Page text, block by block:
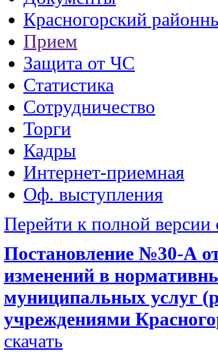
Красногорский
Прием
Защита от ЧС
Статистика
Сотрудничество
Торги
Кадры
Интернет-приемная
Оф. выступления
Перейти к полной версии
Постановление №30-А
изменений в
муниципальных услуг
учреждениями
скачать